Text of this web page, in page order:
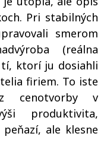
Pri stabilných
smerom
(reálna
ktorí ju dosiahli
firiem. To iste
cenotvorby v
produktivita,
ale klesne